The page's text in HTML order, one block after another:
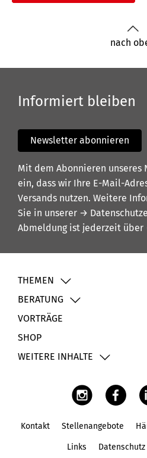
nach
Informiert bleiben
Newsletter abonnieren
Mit dem Abonnieren unseres
ein, dass wir Ihre E-Mail-
Versands nutzen. Weitere
Sie in unserer →
Abmeldung ist jederzeit über
THEMEN
BERATUNG
VORTRÄGE
SHOP
WEITERE INHALTE
Kontakt Stellenangebote
Links Datenschutz